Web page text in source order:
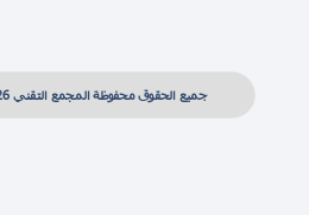
جميع الحقوق محفوظة المجمع التقني 2026